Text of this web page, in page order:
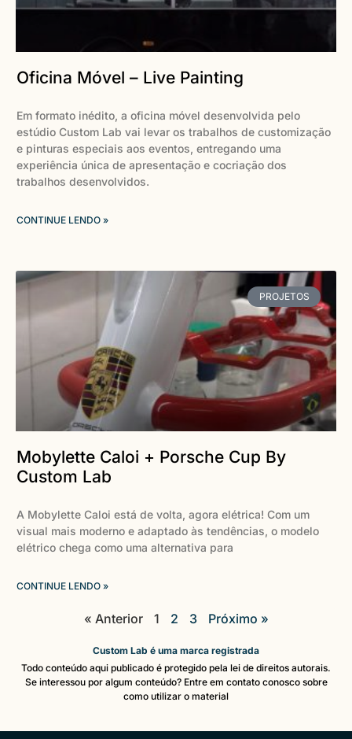
Oficina Móvel – Live Painting
Em formato inédito, a oficina móvel desenvolvida pelo
estúdio Custom Lab vai levar os trabalhos de customização
e pinturas especiais aos eventos, entregando uma
experiência única de apresentação e cocriação dos
trabalhos desenvolvidos.
CONTINUE LENDO »
PROJETOS
Mobylette Caloi + Porsche Cup By
Custom Lab
A Mobylette Caloi está de volta, agora elétrica! Com um
visual mais moderno e adaptado às tendências, o modelo
elétrico chega como uma alternativa para
CONTINUE LENDO »
« Anterior 1 2 3 Próximo »
Custom Lab é uma marca registrada
Todo conteúdo aqui publicado é protegido pela lei de direitos autorais.
Se interessou por algum conteúdo? Entre em contato conosco sobre
como utilizar o material